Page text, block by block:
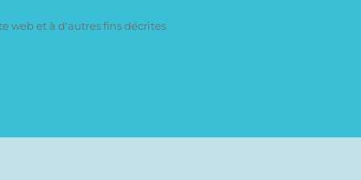
web et à d'autres fins décrites